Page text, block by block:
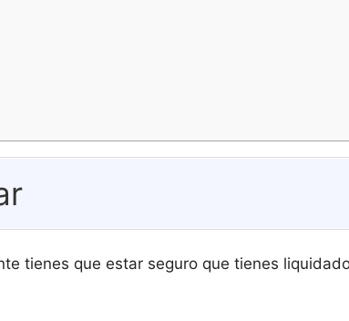
tienes que estar seguro que tienes